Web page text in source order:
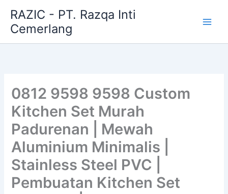
content
RAZIC - PT. Razqa Inti
Cemerlang
0812 9598 9598 Custom
Kitchen Set Murah
Padurenan | Mewah
Aluminium Minimalis |
Stainless Steel PVC |
Pembuatan Kitchen Set